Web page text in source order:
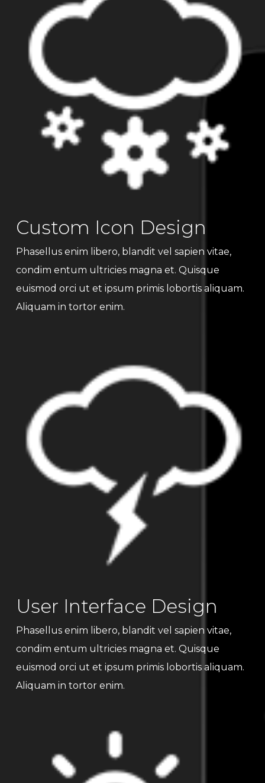
Custom Icon Design
Phasellus enim libero, blandit vel sapien vitae,
condim entum ultricies magna et. Quisque
euismod orci ut et ipsum primis lobortis aliquam.
Aliquam in tortor enim.
User Interface Design
Phasellus enim libero, blandit vel sapien vitae,
condim entum ultricies magna et. Quisque
euismod orci ut et ipsum primis lobortis aliquam.
Aliquam in tortor enim.